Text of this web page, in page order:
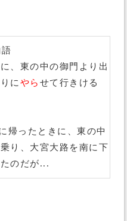
、東の中の御門より出
に やら せて行きける
帰ったときに、東の中
り、大宮大路を南に下
のだが...